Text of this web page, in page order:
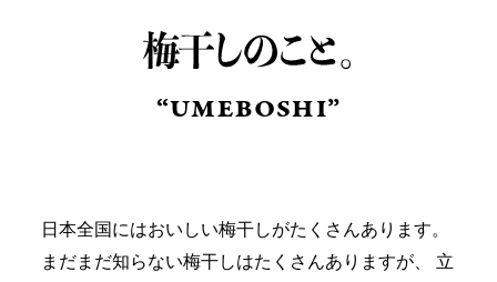
“UMEBOSHI”
日本全国にはおいしい梅干しがたくさんあります。
まだまだ知らない梅干しはたくさんありますが、
立